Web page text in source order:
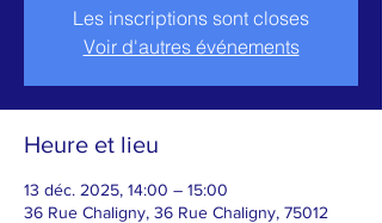
Les inscriptions sont closes
Voir d'autres événements
Heure et lieu
13 déc. 2025, 14:00 – 15:00
36 Rue Chaligny, 36 Rue Chaligny, 75012